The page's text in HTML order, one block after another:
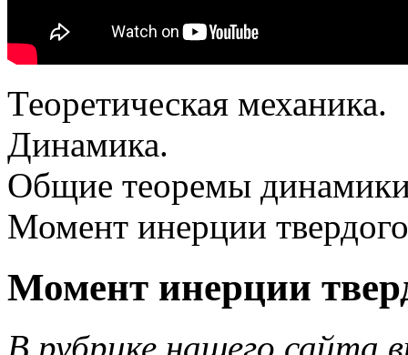
Теоретическая механика.
Динамика.
Общие теоремы
Момент инерции
Момент инерции